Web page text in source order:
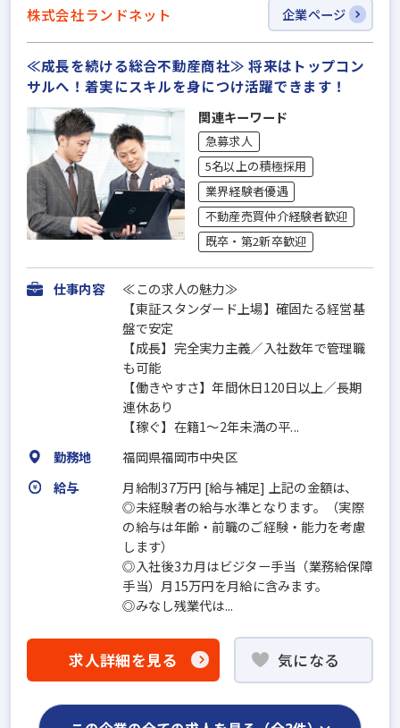
株式会社ランドネット 企業ページ
≪成長を続ける総合不動産商社≫ 将来はトップコン
サルへ！着実にスキルを身につけ活躍できます！
関連キーワード
急募求人
5名以上の積極採用
業界経験者優遇
不動産売買仲介経験者歓迎
既卒・第2新卒歓迎
仕事内容
≪この求人の魅力≫
【東証スタンダード上場】確固たる経営基
盤で安定
【成長】完全実力主義／入社数年で管理職
も可能
【働きやすさ】年間休日120日以上／長期
連休あり
【稼ぐ】在籍1～2年未満の平...
勤務地
福岡県福岡市中央区
給与
月給制37万円 [給与補足] 上記の金額は、
◎未経験者の給与水準となります。（実際
の給与は年齢・前職のご経験・能力を考慮
します）
◎入社後3カ月はビジター手当（業務給保障
手当）月15万円を月給に含みます。
◎みなし残業代は...
求人詳細を見る 気になる